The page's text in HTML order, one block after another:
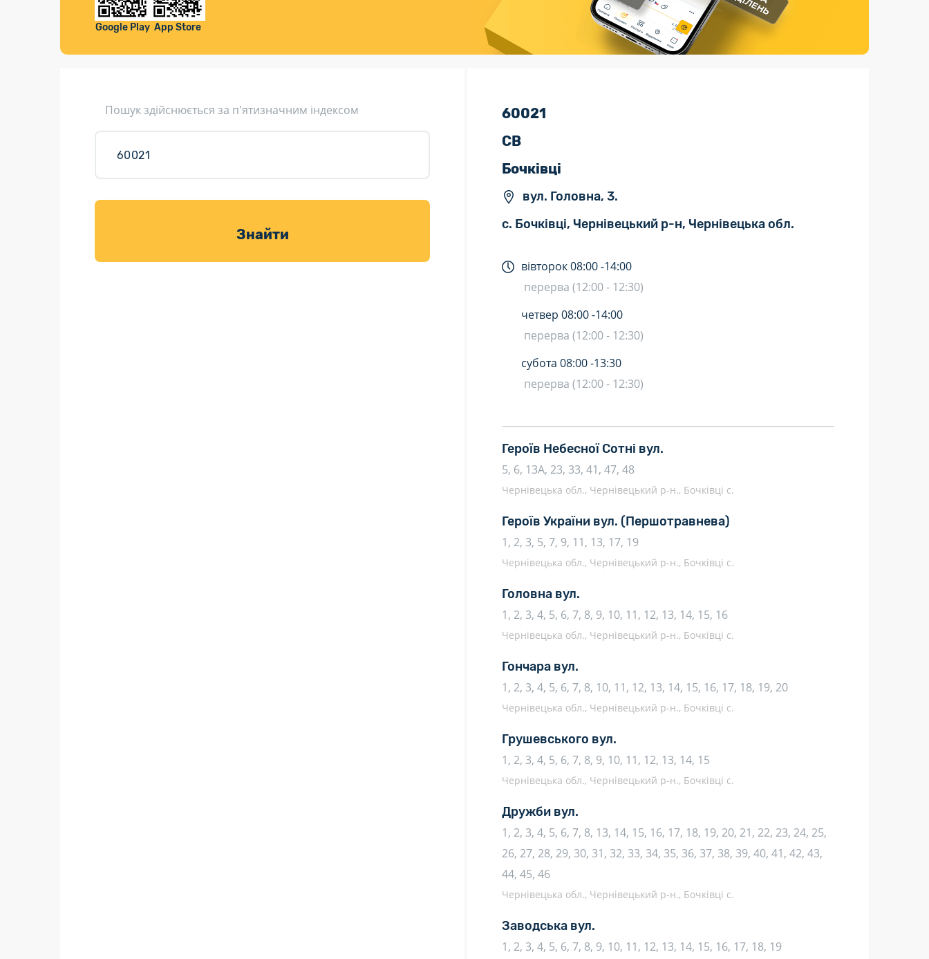
Листи та листівки
Доставка товарів для саду
Валютно-обмінні операції
Страхові послуги
Каталог «Укрпошта Маркет»
Google Play App Store
Пошук здійснюється за п'ятизначним індексом
Знайти
60021
СВ
Бочківці
вул. Головна, 3.
с. Бочківці, Чернівецький р-н, Чернівецька обл.
вівторок08:00 -14:00
перерва (12:00 - 12:30)
четвер 08:00 -14:00
перерва (12:00 - 12:30)
субота 08:00 -13:30
перерва (12:00 - 12:30)
Героїв Небесної Сотні вул.
5, 6, 13А, 23, 33, 41, 47, 48
Чернівецька обл., Чернівецький р-н., Бочківці с.
Героїв України вул. (Першотравнева)
1, 2, 3, 5, 7, 9, 11, 13, 17, 19
Чернівецька обл., Чернівецький р-н., Бочківці с.
Головна вул.
1, 2, 3, 4, 5, 6, 7, 8, 9, 10, 11, 12, 13, 14, 15, 16
Чернівецька обл., Чернівецький р-н., Бочківці с.
Гончара вул.
1, 2, 3, 4, 5, 6, 7, 8, 10, 11, 12, 13, 14, 15, 16, 17, 18, 19, 20
Чернівецька обл., Чернівецький р-н., Бочківці с.
Грушевського вул.
1, 2, 3, 4, 5, 6, 7, 8, 9, 10, 11, 12, 13, 14, 15
Чернівецька обл., Чернівецький р-н., Бочківці с.
Дружби вул.
1, 2, 3, 4, 5, 6, 7, 8, 13, 14, 15, 16, 17, 18, 19, 20, 21, 22, 23, 24, 25,
26, 27, 28, 29, 30, 31, 32, 33, 34, 35, 36, 37, 38, 39, 40, 41, 42, 43,
44, 45, 46
Чернівецька обл., Чернівецький р-н., Бочківці с.
Заводська вул.
1, 2, 3, 4, 5, 6, 7, 8, 9, 10, 11, 12, 13, 14, 15, 16, 17, 18, 19